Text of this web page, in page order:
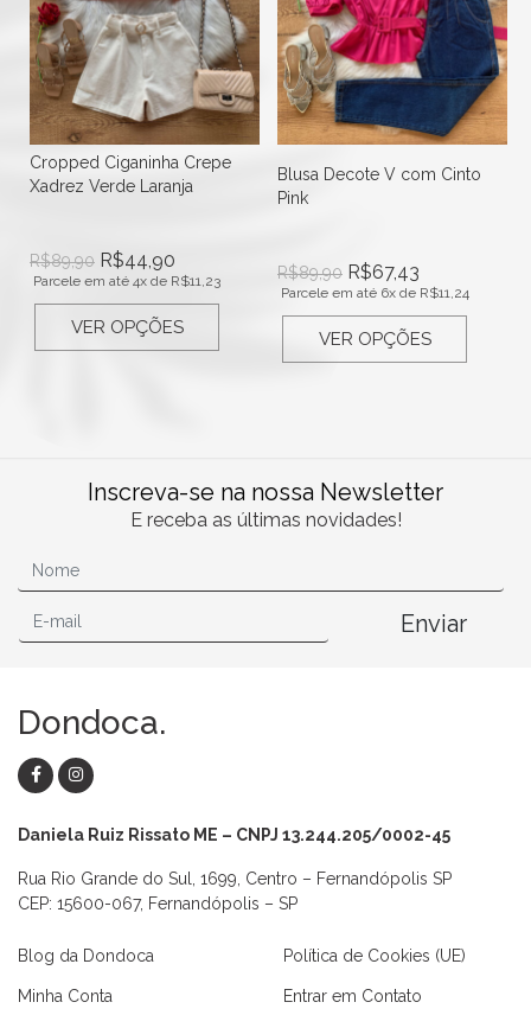
Cropped Ciganinha Crepe
Xadrez Verde Laranja
R$89,90 R$44,90
Parcele em até 4x de R$11,23
VER OPÇÕES
Blusa Decote V com Cinto
Pink
R$89,90 R$67,43
Parcele em até 6x de R$11,24
VER OPÇÕES
Inscreva-se na nossa Newsletter
E receba as últimas novidades!
Enviar
Dondoca.
Daniela Ruiz Rissato ME – CNPJ 13.244.205/0002-45
Rua Rio Grande do Sul, 1699, Centro – Fernandópolis SP
CEP: 15600-067, Fernandópolis – SP
Blog da Dondoca
Minha Conta
Política de Cookies (UE)
Entrar em Contato